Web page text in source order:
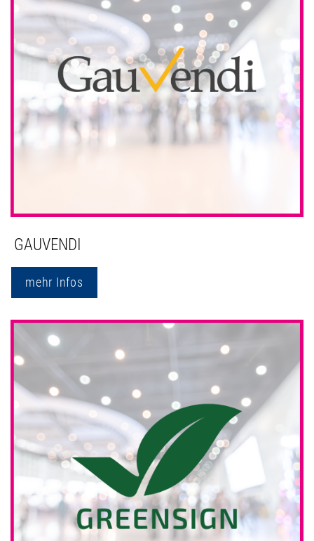
GAUVENDI
mehr Infos